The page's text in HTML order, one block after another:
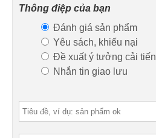
Thông điệp của bạn
Đánh giá sản phẩm
Yêu sách, khiếu nại
Đề xuất ý tưởng cải tiến
Nhắn tin giao lưu